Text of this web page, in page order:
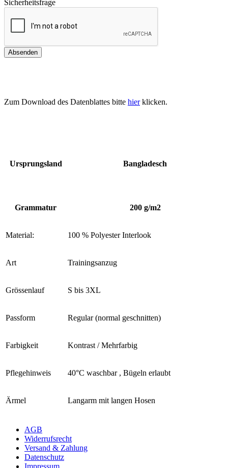
Sicherheitsfrage
Zum Download des Datenblattes bitte hierklicken.
Ursprungsland Bangladesch
Grammatur 200 g/m2
Material: 100 % Polyester Interlook
Art Trainingsanzug
Grössenlauf S bis 3XL
Passform Regular (normal geschnitten)
Farbigkeit Kontrast / Mehrfarbig
Pflegehinweis 40°C waschbar , Bügeln erlaubt
Ärmel Langarm mit langen Hosen
AGB
Widerrufsrecht
Versand & Zahlung
Datenschutz
Impressum